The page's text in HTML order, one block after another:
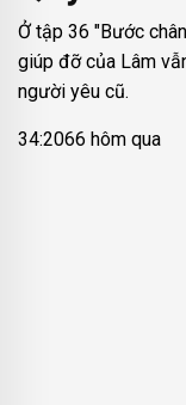
Ở tập 36 "Bước
giúp đỡ của Lâm
người yêu cũ.
34:2066 hôm qua